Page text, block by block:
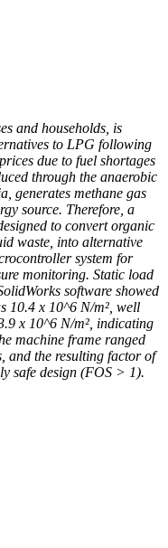
and households, is
to LPG following
due to fuel shortages
through the anaerobic
generates methane gas
source. Therefore, a
to convert organic
waste, into alternative
system for
monitoring. Static load
software showed
10.4 x 10^6 N/m², well
x 10^6 N/m², indicating
machine frame ranged
and the resulting factor of
safe design (FOS > 1).